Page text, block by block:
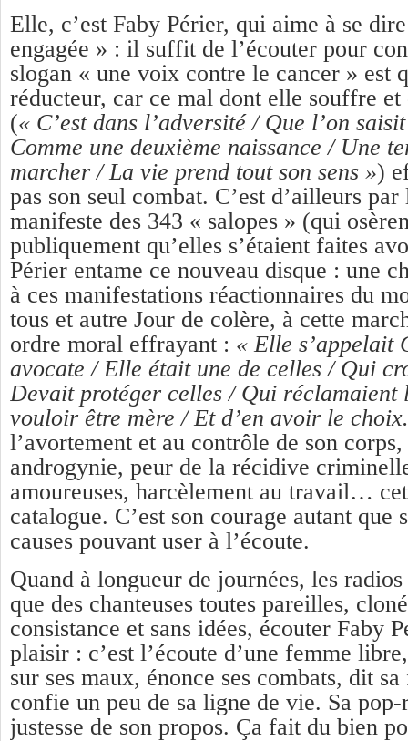
Elle, c’est Faby Périer, qui aime à se
engagée » : il suffit de l’écouter pour
slogan « une voix contre le cancer » est
réducteur, car ce mal dont elle souffre et
(« C’est dans l’adversité / Que l’on
Comme une deuxième naissance / Une
marcher / La vie prend tout son sens »)
pas son seul combat. C’est d’ailleurs
manifeste des 343 « salopes » (qui
publiquement qu’elles s’étaient faites
Périer entame ce nouveau disque : une
à ces manifestations réactionnaires du
tous et autre Jour de colère, à cette
ordre moral effrayant : « Elle s’appelait
avocate / Elle était une de celles / Qui
Devait protéger celles / Qui réclamaient
vouloir être mère / Et d’en avoir le
l’avortement et au contrôle de son
androgynie, peur de la récidive
amoureuses, harcèlement au travail…
catalogue. C’est son courage autant que
causes pouvant user à l’écoute.
Quand à longueur de journées, les
que des chanteuses toutes pareilles,
consistance et sans idées, écouter Faby
plaisir : c’est l’écoute d’une femme
sur ses maux, énonce ses combats, dit
confie un peu de sa ligne de vie. Sa
justesse de son propos. Ça fait du bien